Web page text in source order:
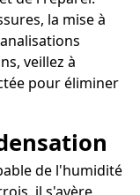
la mise à
veillez à
pour éliminer
de l'humidité